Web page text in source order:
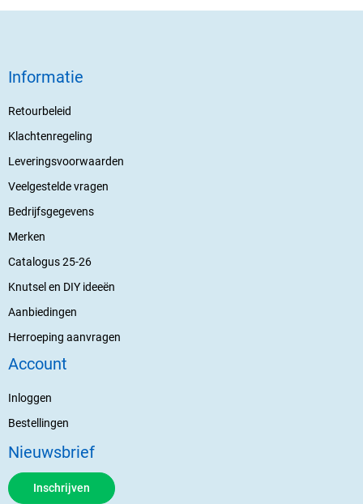
Informatie
Retourbeleid
Klachtenregeling
Leveringsvoorwaarden
Veelgestelde vragen
Bedrijfsgegevens
Merken
Catalogus 25-26
Knutsel en DIY ideeën
Aanbiedingen
Herroeping aanvragen
Account
Inloggen
Bestellingen
Nieuwsbrief
Inschrijven